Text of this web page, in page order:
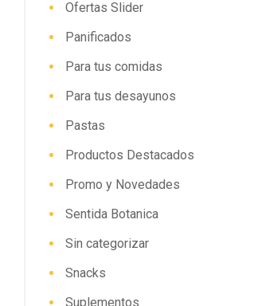
Ofertas Slider
Panificados
Para tus comidas
Para tus desayunos
Pastas
Productos Destacados
Promo y Novedades
Sentida Botanica
Sin categorizar
Snacks
Suplementos